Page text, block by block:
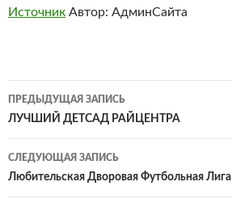
Источник Автор: АдминСайта
Навигация
по
записям
ПРЕДЫДУЩАЯ ЗАПИСЬ
ЛУЧШИЙ ДЕТСАД РАЙЦЕНТРА
СЛЕДУЮЩАЯ ЗАПИСЬ
Любительская Дворовая Футбольная Лига